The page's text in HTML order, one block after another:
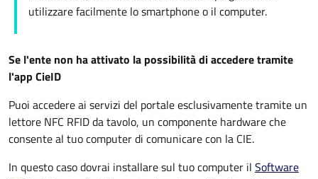
utilizzare facilmente lo smartphone o il computer.
Se l'ente non ha attivato la possibilità di accedere tramite
l'app CieID
Puoi accedere ai servizi del portale esclusivamente tramite un
lettore NFC RFID da tavolo, un componente hardware che
consente al tuo computer di comunicare con la CIE.
In questo caso dovrai installare sul tuo computer il Software